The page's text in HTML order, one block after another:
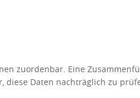
zuordenbar. Eine
diese Daten nachträglich zu